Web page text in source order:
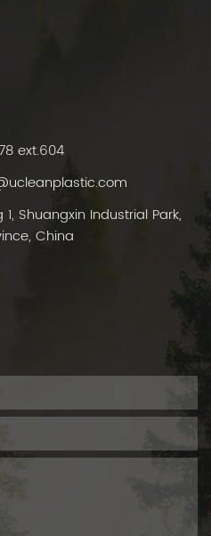
ext.604
1, Shuangxin Industrial Park,
China